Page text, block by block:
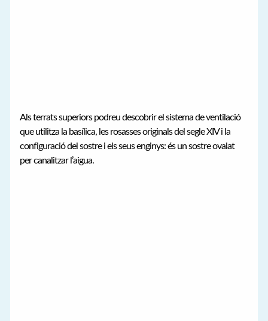
Als terrats superiors podreu descobrir el sistema de ventilació
que utilitza la basílica, les rosasses originals del segle XIV i la
configuració del sostre i els seus enginys: és un sostre ovalat
per canalitzar l’aigua.